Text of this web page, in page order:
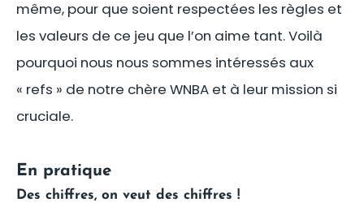
même, pour que soient respectées les règles et
les valeurs de ce jeu que l’on aime tant. Voilà
pourquoi nous nous sommes intéressés aux
« refs » de notre chère WNBA et à leur mission si
cruciale.
En pratique
Des chiffres, on veut des chiffres !